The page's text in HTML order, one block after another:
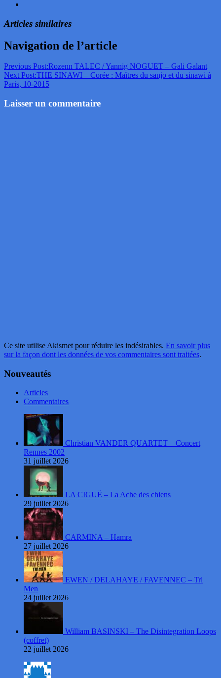
Articles similaires
Navigation de l’article
Previous Post:Rozenn TALEC / Yannig NOGUET – Gali Galant
Next Post:THE SINAWI – Corée : Maîtres du sanjo et du sinawi à
Paris, 10-2015
Laisser un commentaire
Ce site utilise Akismet pour réduire les indésirables. En savoir plus
sur la façon dont les données de vos commentaires sont traitées.
Nouveautés
Articles
Commentaires
Christian VANDER QUARTET – Concert
Rennes 2002
31 juillet 2026
LA CIGUË – La Ache des chiens
29 juillet 2026
CARMINA – Hamra
27 juillet 2026
EWEN / DELAHAYE / FAVENNEC – Tri
Men
24 juillet 2026
William BASINSKI – The Disintegration Loops
(coffret)
22 juillet 2026